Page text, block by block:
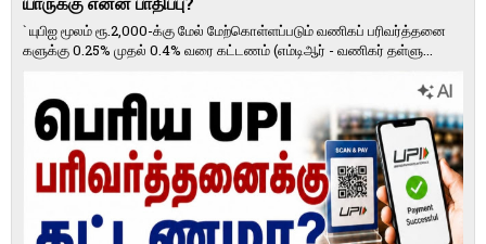
` யுபிஐ மூலம் ரூ.2,000-க்கு மேல் மேற்​கொள்​ளப்​படும் வணி​கப் பரிவர்த்​தனை​
களுக்கு 0.25% முதல் 0.4% வரை கட்​ட​ணம் (எம்​டிஆர் - வணி​கர் தள்​ளு...